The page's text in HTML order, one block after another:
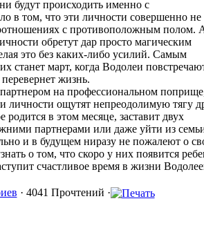
будут происходить именно с
в том, что эти личности совершенно не
с противоположным полом.
обретут дар просто магическим
это без каких-либо усилий. Самым
март, когда Водолеи
жизнь.
на профессиональном
личности ощутят непреодолимую тягу
в этом месяце, заставит двух
партнерами или даже уйти из
и в будущем ниразу не пожалеют о
о том, что скоро у них появится
счастливое время в жизни
· 4041 Прочтений ·